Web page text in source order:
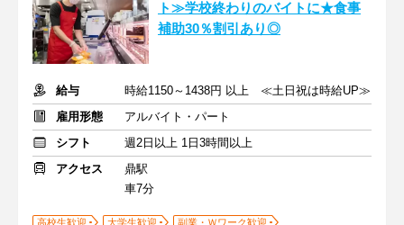
ト≫学校終わりのバイトに★食事
補助30％割引あり◎
給与
時給1150～1438円 以上 ≪土日祝は時給UP≫
雇用形態
アルバイト・パート
シフト
週2日以上 1日3時間以上
アクセス
鼎駅
車7分
高校生歓迎 大学生歓迎
副業・Ｗワーク歓迎